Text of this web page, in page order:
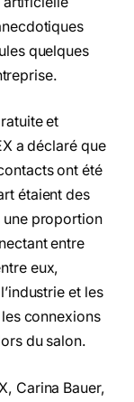
quelques
et
a déclaré que
ont été
étaient des
une proportion
entre
eux,
et les
connexions
du salon.
Carina Bauer,